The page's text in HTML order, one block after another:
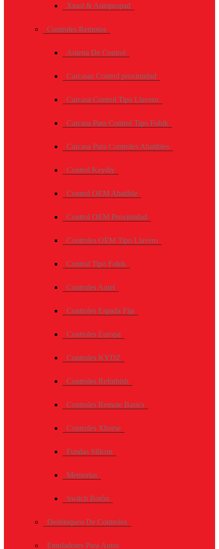
Xtool & Autopropad
Controles Remotos
Antena De Control
Carcasas Control proximidad
Carcasa Control Tipo Llavero
Carcasa Para Control Tipo Fobik
Carcasa Para Controles Abatibles
Control Keydiy
Control OEM Abatible
Control OEM Proximidad
Controles OEM Tipo Llavero
Control Tipo Fobik
Controles Autel
Controles Espada Fija
Controles Europa
Controles KYDZ
Controles Refurbish
Controles Remote Basics
Controles Xhorse
Fundas Silicon
Memorias
Switch Botón
Desbloqueo De Controles
Emuladores Para Autos